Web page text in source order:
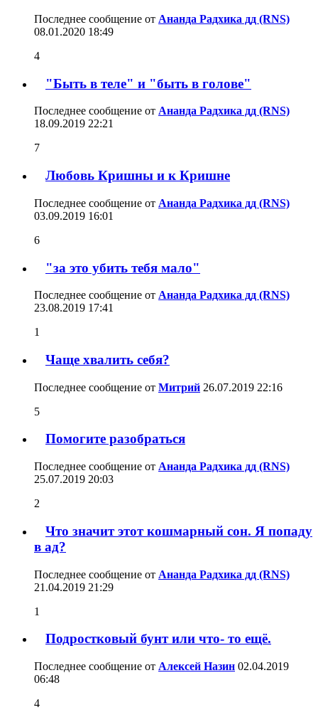
Последнее сообщение от Ананда Радхика дд (RNS)
08.01.2020 18:49
4
"Быть в теле" и "быть в голове"
Последнее сообщение от Ананда Радхика дд (RNS)
18.09.2019 22:21
7
Любовь Кришны и к Кришне
Последнее сообщение от Ананда Радхика дд (RNS)
03.09.2019 16:01
6
"за это убить тебя мало"
Последнее сообщение от Ананда Радхика дд (RNS)
23.08.2019 17:41
1
Чаще хвалить себя?
Последнее сообщение от Митрий 26.07.2019 22:16
5
Помогите разобраться
Последнее сообщение от Ананда Радхика дд (RNS)
25.07.2019 20:03
2
Что значит этот кошмарный сон. Я попаду
в ад?
Последнее сообщение от Ананда Радхика дд (RNS)
21.04.2019 21:29
1
Подростковый бунт или что- то ещё.
Последнее сообщение от Алексей Назин 02.04.2019
06:48
4